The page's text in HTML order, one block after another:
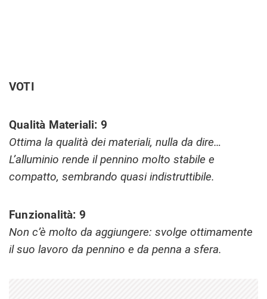
VOTI
Qualità Materiali: 9
Ottima la qualità dei materiali, nulla da dire…
L’alluminio rende il pennino molto stabile e
compatto, sembrando quasi indistruttibile.
Funzionalità: 9
Non c’è molto da aggiungere: svolge ottimamente
il suo lavoro da pennino e da penna a sfera.